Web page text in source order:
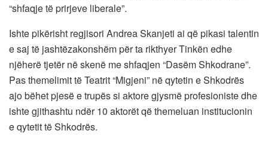
“shfaqje të prirjeve liberale”.
Ishte pikërisht regjisori Andrea Skanjeti ai që pikasi talentin
e saj të jashtëzakonshëm për ta rikthyer Tinkën edhe
njëherë tjetër në skenë me shfaqjen “Dasëm Shkodrane”.
Pas themelimit të Teatrit “Migjeni” në qytetin e Shkodrës
ajo bëhet pjesë e trupës si aktore gjysmë profesioniste dhe
ishte gjithashtu ndër 10 aktorët që themeluan institucionin
e qytetit të Shkodrës.